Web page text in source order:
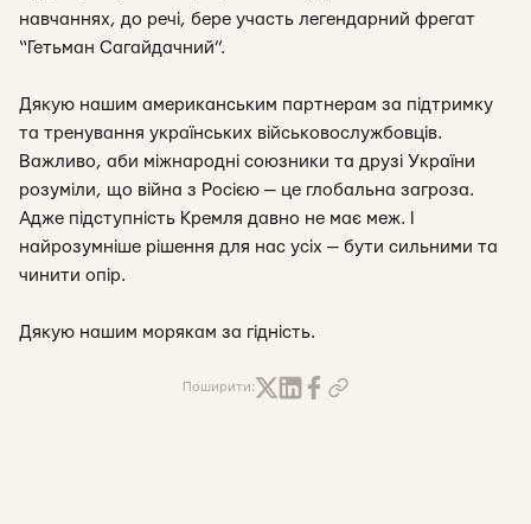
навчаннях, до речі, бере участь легендарний фрегат
“Гетьман Сагайдачний”.
Дякую нашим американським партнерам за підтримку
та тренування українських військовослужбовців.
Важливо, аби міжнародні союзники та друзі України
розуміли, що війна з Росією — це глобальна загроза.
Адже підступність Кремля давно не має меж. І
найрозумніше рішення для нас усіх — бути сильними та
чинити опір.
Дякую нашим морякам за гідність.
Поширити: